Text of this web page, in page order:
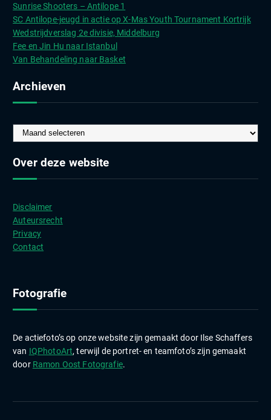
Sunrise Shooters – Antilope 1
SC Antilope-jeugd in actie op X-Mas Youth Tournament Kortrijk
Wedstrijdverslag 2e divisie, Middelburg
Fee en Jin Hu naar Istanbul
Van Behandeling naar Basket
Archieven
r
c
v
e
n
Over deze website
Disclaimer
Auteursrecht
Privacy
Contact
Fotografie
De actiefoto’s op onze website zijn gemaakt door Ilse Schaffers
van IQPhotoArt, terwijl de portret- en teamfoto’s zijn gemaakt
door Ramon Oost Fotografie.